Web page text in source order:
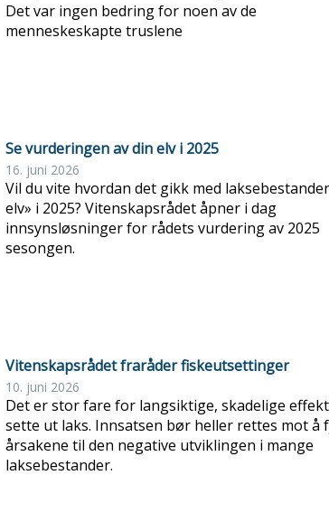
Det var ingen bedring for noen av de
menneskeskapte truslene
Se vurderingen av din elv i 2025
16. juni 2026
Vil du vite hvordan det gikk med
elv» i 2025? Vitenskapsrådet åpner i dag
innsynsløsninger for rådets vurdering av 2025
sesongen.
Vitenskapsrådet fraråder fiskeutsettinger
10. juni 2026
Det er stor fare for langsiktige, skadelige
sette ut laks. Innsatsen bør heller rettes mot å
årsakene til den negative utviklingen i mange
laksebestander.